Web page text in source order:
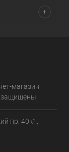
магазин
защищены.
пр. 40к1,